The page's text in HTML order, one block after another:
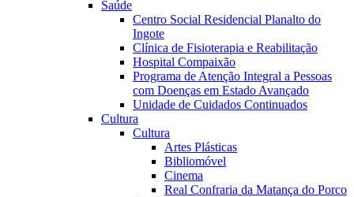
Saúde
Centro Social Residencial Planalto do
Ingote
Clínica de Fisioterapia e Reabilitação
Hospital Compaixão
Programa de Atenção Integral a Pessoas
com Doenças em Estado Avançado
Unidade de Cuidados Continuados
Cultura
Cultura
Artes Plásticas
Bibliomóvel
Cinema
Real Confraria da Matança do Porco